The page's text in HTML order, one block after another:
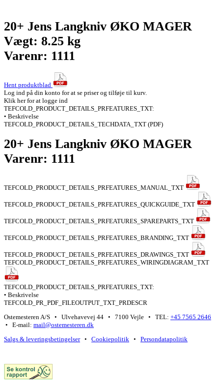
20+ Jens Langkniv ØKO MAGER
Vægt: 8.25 kg
Varenr: 1111
Hent produktblad
Log ind på din konto for at se priser og tilføje til kurv.
Klik her for at logge ind
TEFCOLD_PRODUCT_DETAILS_PRFEATURES_TXT:
• Beskrivelse
TEFCOLD_PRODUCT_DETAILS_TECHDATA_TXT (PDF)
20+ Jens Langkniv ØKO MAGER
Varenr: 1111
TEFCOLD_PRODUCT_DETAILS_PRFEATURES_MANUAL_TXT
TEFCOLD_PRODUCT_DETAILS_PRFEATURES_QUICKGUIDE_TXT
TEFCOLD_PRODUCT_DETAILS_PRFEATURES_SPAREPARTS_TXT
TEFCOLD_PRODUCT_DETAILS_PRFEATURES_BRANDING_TXT
TEFCOLD_PRODUCT_DETAILS_PRFEATURES_DRAWINGS_TXT
TEFCOLD_PRODUCT_DETAILS_PRFEATURES_WIRINGDIAGRAM_TXT
TEFCOLD_PRODUCT_DETAILS_PRFEATURES_TXT:
• Beskrivelse
TEFCOLD_PR_PDF_FILEOUTPUT_TXT_PRDESCR
Ostemesteren A/S • Ulvehavevej 44 • 7100 Vejle • TEL: +45 7565 2646
• E-mail: mail@ostemesteren.dk
Salgs & leveringsbetingelser• Cookiepolitik • Persondatapolitik